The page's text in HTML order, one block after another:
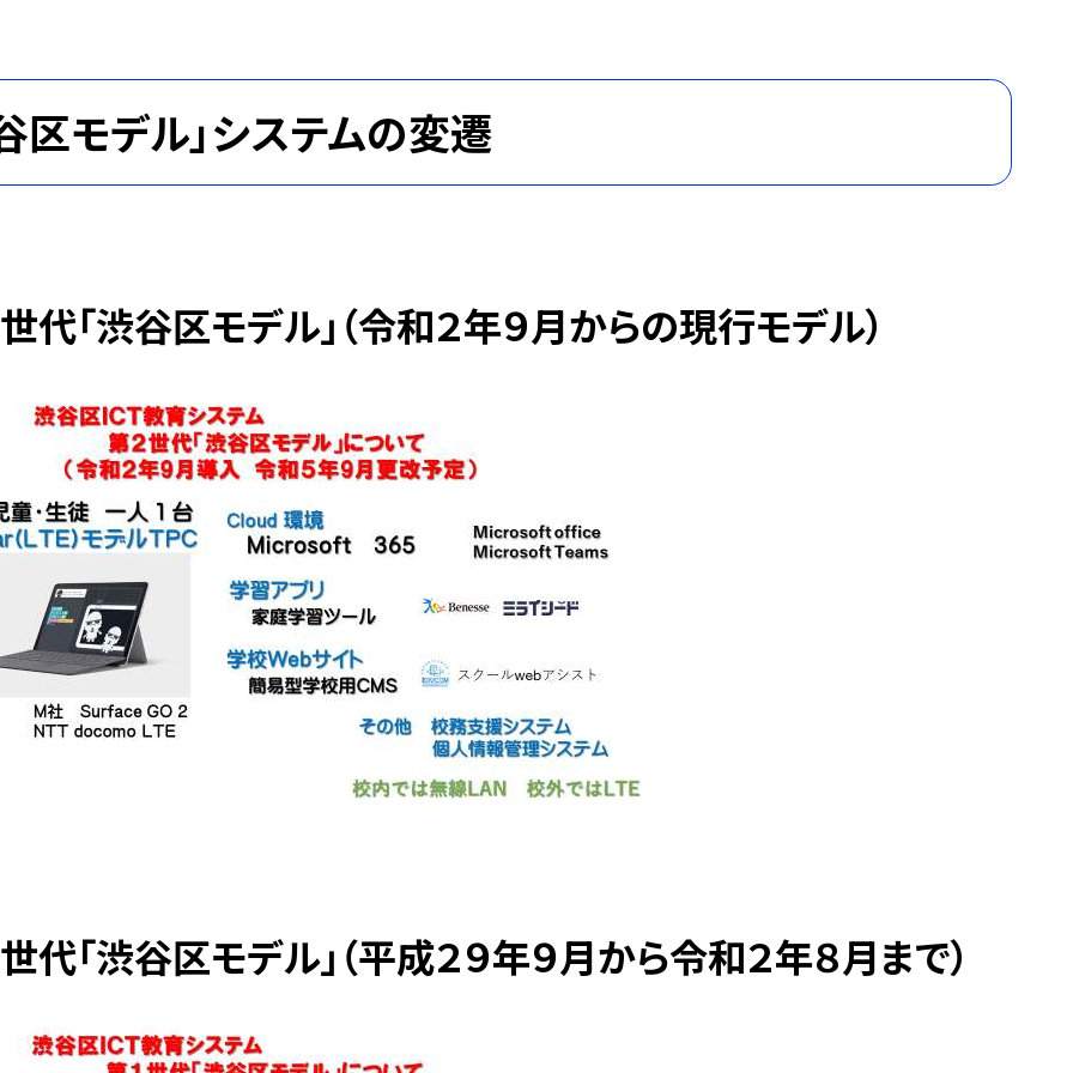
区モデル」システムの変遷
代「渋谷区モデル」（令和２年９月からの現行モデル）
代「渋谷区モデル」（平成２９年９月から令和２年８月まで）